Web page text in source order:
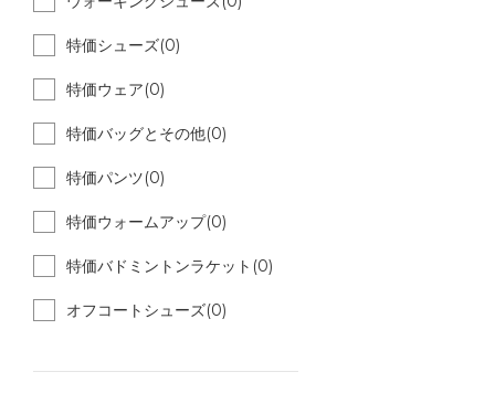
特価シューズ(0)
特価ウェア(0)
特価バッグとその他(0)
特価パンツ(0)
特価ウォームアップ(0)
特価バドミントンラケット(0)
オフコートシューズ(0)